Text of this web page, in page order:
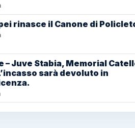
rinasce il Canone di
– Juve Stabia, Memorial
sarà devoluto in